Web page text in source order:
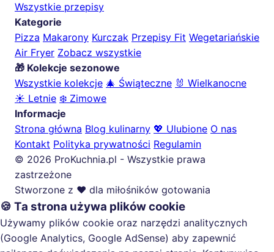
Wszystkie przepisy
Kategorie
Pizza Makarony Kurczak Przepisy Fit Wegetariańskie
Air Fryer Zobacz wszystkie
🎁 Kolekcje sezonowe
Wszystkie kolekcje 🎄 Świąteczne 🐰 Wielkanocne
☀️ Letnie ❄️ Zimowe
Informacje
Strona główna Blog kulinarny 💖 Ulubione O nas
Kontakt Polityka prywatności Regulamin
© 2026 ProKuchnia.pl - Wszystkie prawa
zastrzeżone
Stworzone z ❤️ dla miłośników gotowania
🍪 Ta strona używa plików cookie
Używamy plików cookie oraz narzędzi analitycznych
(Google Analytics, Google AdSense) aby zapewnić